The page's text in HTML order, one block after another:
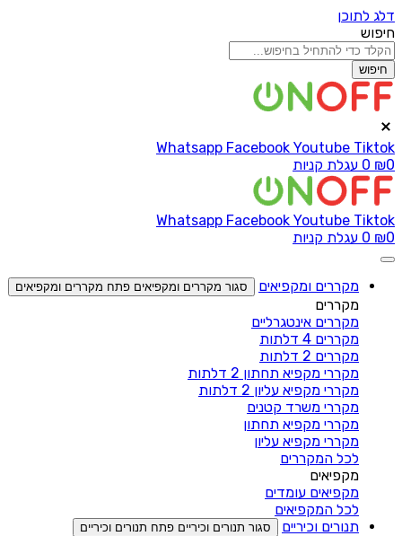
דלג לתוכן
חיפוש
חיפוש
Whatsapp Facebook Youtube Tiktok
₪0
0 עגלת קניות
Whatsapp Facebook Youtube Tiktok
₪0
0 עגלת קניות
מקררים ומקפיאים סגור מקררים ומקפיאים פתח מקררים ומקפיאים
מקררים
מקררים אינטגרליים
מקררים 4 דלתות
מקררים 2 דלתות
מקררי מקפיא תחתון 2 דלתות
מקררי מקפיא עליון 2 דלתות
מקררי משרד קטנים
מקררי מקפיא תחתון
מקררי מקפיא עליון
לכל המקררים
מקפיאים
מקפיאים עומדים
לכל המקפיאים
תנורים וכיריים
סגור תנורים וכיריים פתח תנורים וכיריים